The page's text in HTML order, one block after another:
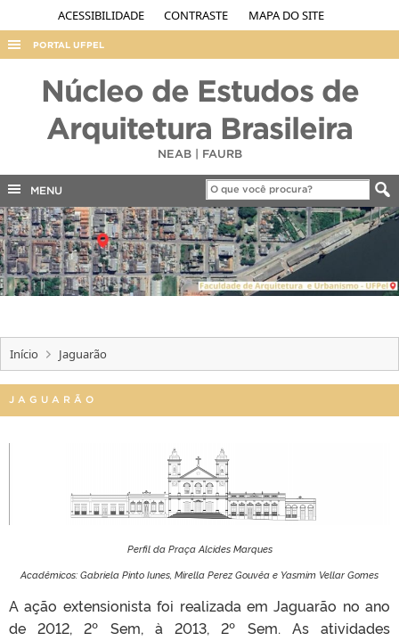
ACESSIBILIDADE CONTRASTE MAPA DO SITE
PORTAL UFPEL
AUDITORIA
COBALTO
EDITAIS
INTERNACIONAL
OUVIDORIA
PORTARIAS
Núcleo de Estudos de
Arquitetura Brasileira
NEAB | FAURB
MENU
Início Jaguarão
JAGUARÃO
Perfil da Praça Alcides Marques
Acadêmicos: Gabriela Pinto Iunes, Mirella Perez Gouvêa e Yasmim Vellar Gomes
A ação extensionista foi realizada em Jaguarão no ano
de 2012, 2º Sem, à 2013, 2º Sem. As atividades